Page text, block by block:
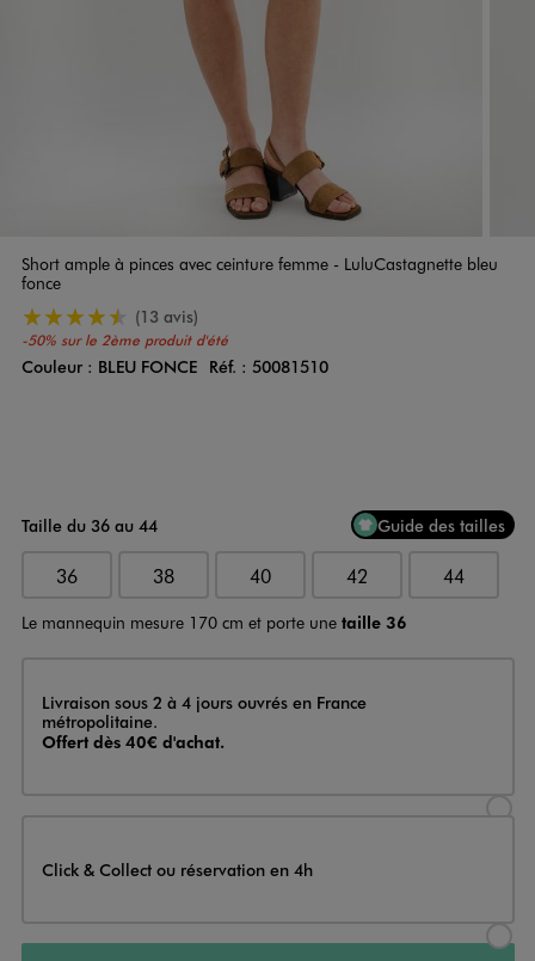
Short ample à pinces avec ceinture femme - LuluCastagnette bleu
fonce
-50% sur le 2ème produit d'été
4.5/5 de moyenne
(13 avis)
Couleur
Couleur : BLEU FONCE Réf. : 50081510
Taille du 36 au 44 Guide des tailles
36 38 40 42 44
Le mannequin mesure 170 cm et porte une taille 36
Livraison
Livraison sous 2 à 4 jours ouvrés en France
métropolitaine.
Offert dès 40€ d'achat.
Click & Collect ou réservation en 4h